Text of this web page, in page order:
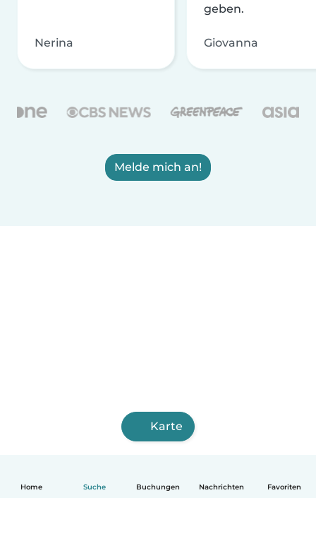
Home Suche Buchungen Nachrichten Favoriten
Nerina
geben.
Giovanna
Melde mich an!
Karte